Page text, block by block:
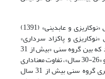
نتایج حاصل از فرضیه دوم، با پژوهش «نوکاریزی و عابدینی» (1391)
و پاکزاد سرداری»
(1390) مطابقت داشت. ایشان دریافتند که بین گروه سنی «بیش از 31
سال» با دو گروه سنی «25 سال و کمتر» و «26-30 سال»، تفاوت معناداری
وجود داشت؛ یعنی میانگین کاربردپذیری گروه سنی بیش از 31 سال